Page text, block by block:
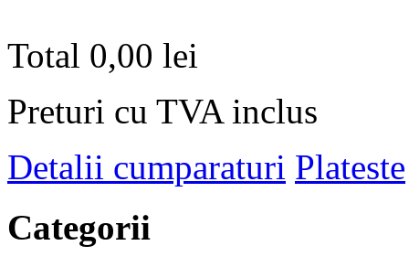
Total 0,00 lei
Preturi cu TVA inclus
Detalii cumparaturi Plateste
Categorii